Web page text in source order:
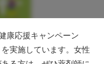
康応援キャンペーン
実施しています。女性